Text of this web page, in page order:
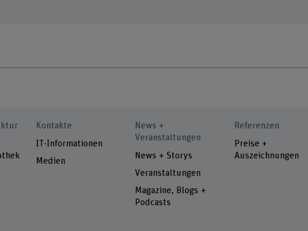
Kontakte
IT-Informationen
Medien
News +
Veranstaltungen
News + Storys
Veranstaltungen
Magazine, Blogs +
Podcasts
Referenzen
Preise +
Auszeichnungen